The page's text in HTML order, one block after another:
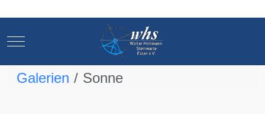
Mobile Menu Toggle
Galerien Sonne